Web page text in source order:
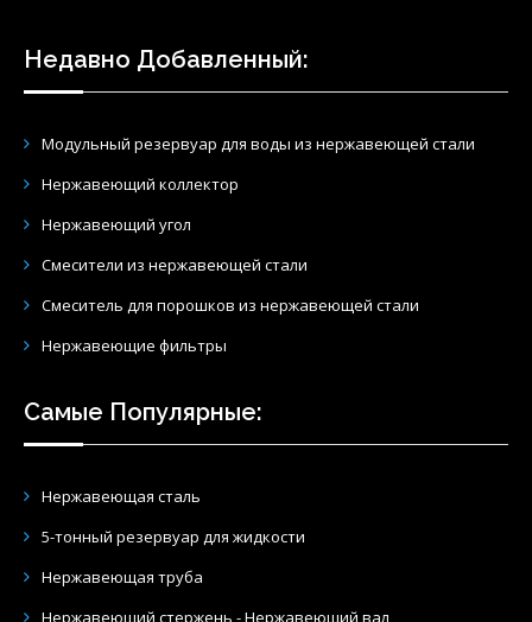
Недавно Добавленный:
Модульный резервуар для воды из нержавеющей стали
Нержавеющий коллектор
Нержавеющий угол
Смесители из нержавеющей стали
Смеситель для порошков из нержавеющей стали
Нержавеющие фильтры
Самые Популярные:
Нержавеющая сталь
5-тонный резервуар для жидкости
Нержавеющая труба
Нержавеющий стержень - Нержавеющий вал